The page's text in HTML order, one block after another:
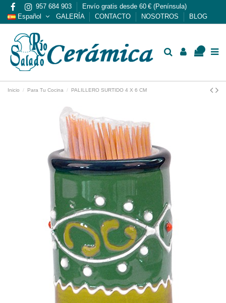
957 684 903
Envío gratis desde 60 € (Península)
Español
GALERÍA CONTACTO NOSOTROS BLOG
Inicio Para Tu Cocina PALILLERO SURTIDO 4 X 6 CM